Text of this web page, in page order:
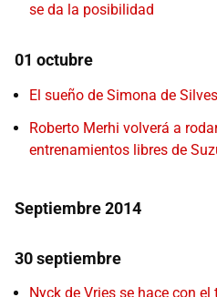
se da la posibilidad
01 octubre
El sueño de Simona de
Roberto Merhi volverá a
entrenamientos libres de
Septiembre 2014
30 septiembre
Nyck de Vries se hace con